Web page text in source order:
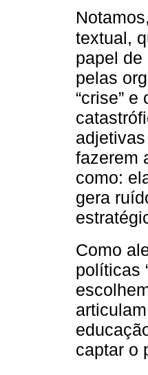
textual,
papel de
pelas
“crise”
fazerem
como:
gera
Como
políticas
captar o